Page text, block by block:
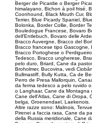
Berger de Picardie o Berger
himalayano, Bichon à poil frisé,
Coonhound, Black Mouth Cur,
Terrier, Blue Picardy Spaniel,
Bolonka, Border Collie, Border
Bouledogue Francese, Bovaro
dell'Entlebuch, Bovaro delle
Bracco Auvergne, Bracco del
Bracco francese tipo Gascogne,
Bracco Portoghese o
Tedesco, Bracco ungherese,
pelo duro, Briard, Cane da
Broholmer, Bucovina, vedi
Bullmastiff, Bully Kutta, Ca de
Perro de Presa Mallorquin,
da ferma tedesco a pelo ruvido
o Langhaar, Cane da Montagna
Cane dell'Atlas, Cane di Oropa,
belga, Groenendael, Laekenois.
Altre razze sono: Malinois,
Pirenei a faccia rasa, Cane da
della Russia meridionale, Cane